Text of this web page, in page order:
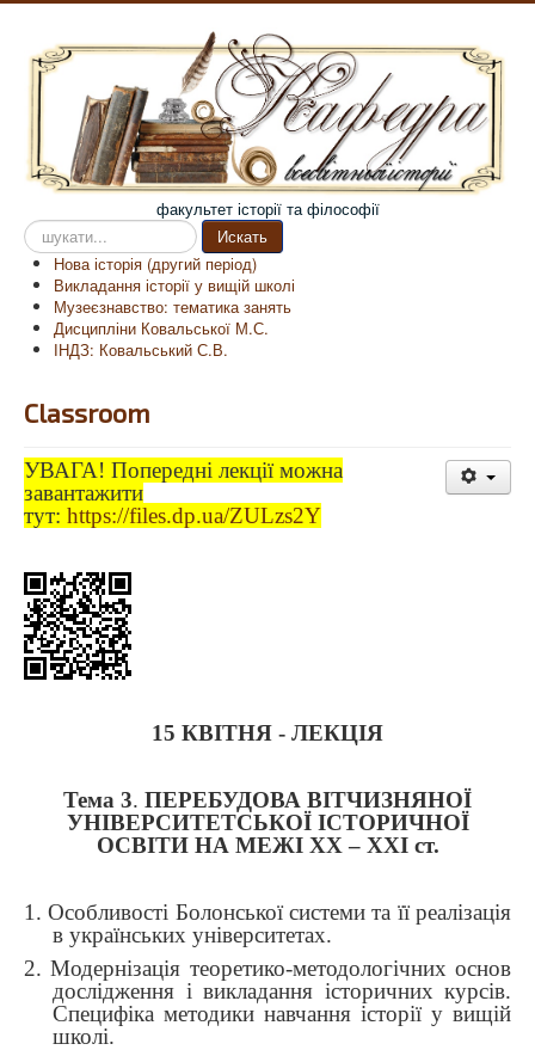
факультет історії та філософії
Пошук
на
сайті
Искать
Нова історія (другий період)
Викладання історії у вищій школі
Музеєзнавство: тематика занять
Дисципліни Ковальської М.С.
ІНДЗ: Ковальський С.В.
Classroom
УВАГА! Попередні лекції можна
завантажити
тут: https://files.dp.ua/ZULzs2Y
15 КВІТНЯ - ЛЕКЦІЯ
Тема 3. ПЕРЕБУДОВА ВІТЧИЗНЯНОЇ
УНІВЕРСИТЕТСЬКОЇ ІСТОРИЧНОЇ
ОСВІТИ НА МЕЖІ ХХ – ХХІ ст.
1.Особливості Болонської системи та її реалізація
в українських університетах.
2. Модернізація теоретико-методологічних основ
дослідження і викладання історичних курсів.
Специфіка методики навчання історії у вищій
школі.